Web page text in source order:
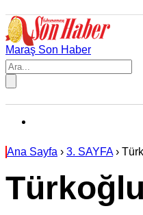
Maraş Son Haber
Ana Sayfa › 3. SAYFA›